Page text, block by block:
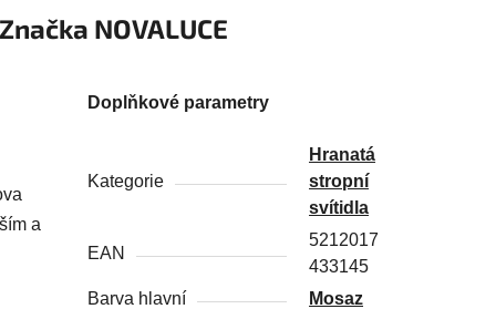
Značka NOVALUCE
a
Doplňkové parametry
Kategorie
Hranatá
stropní
svítidla
EAN
5212017
433145
Barva hlavní
Mosaz